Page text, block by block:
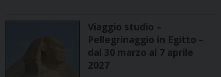
Viaggio studio –
Pellegrinaggio in Egitto –
dal 30 marzo al 7 aprile
2027